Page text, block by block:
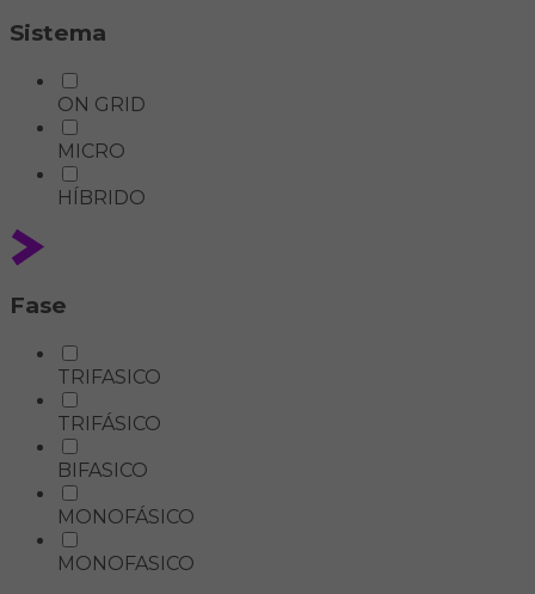
Sistema
ON GRID
MICRO
HÍBRIDO
Fase
TRIFASICO
TRIFÁSICO
BIFASICO
MONOFÁSICO
MONOFASICO